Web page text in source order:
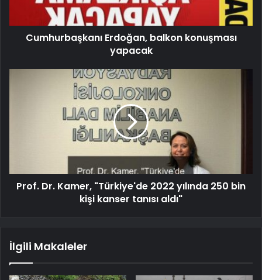
Cumhurbaşkanı Erdoğan, balkon konuşması
yapacak
Prof. Dr. Kamer, "Türkiye'de 2022 yılında 250 bin
kişi kanser tanısı aldı"
İlgili Makaleler